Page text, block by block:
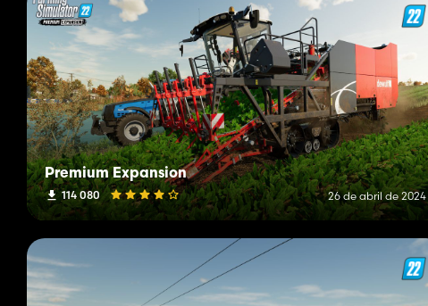
Premium Expansion
114 080 26 de abril de 2024